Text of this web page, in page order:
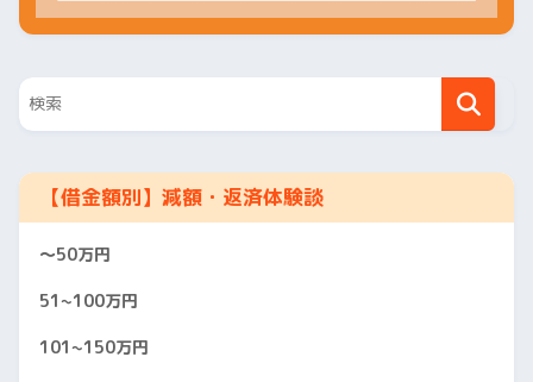
【借金額別】減額・返済体験談
〜50万円
51~100万円
101~150万円